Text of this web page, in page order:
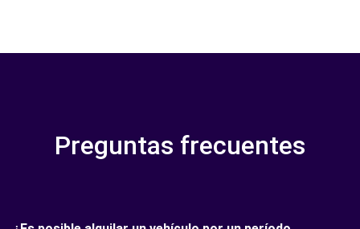
Preguntas frecuentes